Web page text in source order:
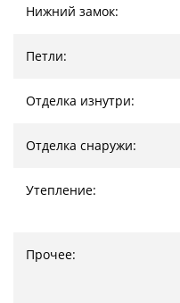
Нижний замок:
Петли:
Отделка изнутри:
Отделка снаружи:
Утепление:
Прочее: